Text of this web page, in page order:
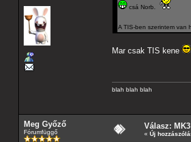
csá Norb.
A TIS-ben szerintem van
Mar csak TIS kene
blah blah blah
Meg Győző
Fórumfüggő
Válasz:
« Új